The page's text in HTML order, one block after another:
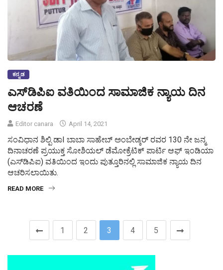
ಕನ್ನಡ
ಎಸ್‌ಡಿಪಿಐ ವತಿಯಿಂದ ಸಾಮಾಜಿಕ ನ್ಯಾಯ ದಿನ
ಆಚರಣೆ
Editor canara April 14, 2021
ಸಂವಿಧಾನ ಶಿಲ್ಪಿ ಡಾI ಬಾಬಾ ಸಾಹೇಬ್ ಅಂಬೇಡ್ಕರ್ ರವರ 130 ನೇ ಜನ್ಮ
ದಿನಾಚರಣೆ ಪ್ರಯುಕ್ತ ಸೋಶಿಯಲ್ ಡೆಮೋಕ್ರೆಟಿಕ್ ಪಾರ್ಟಿ ಆಫ್ ಇಂಡಿಯಾ
(ಎಸ್‌ಡಿಪಿಐ) ವತಿಯಿಂದ ಇಂದು ಪುತ್ತೂರಿನಲ್ಲಿ ಸಾಮಾಜಿಕ ನ್ಯಾಯ ದಿನ
ಆಚರಿಸಲಾಯಿತು.
READ MORE
1 2 3 4 5